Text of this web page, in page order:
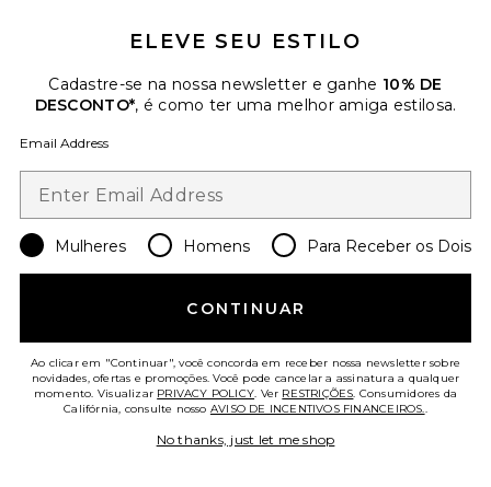
Favorite BOLSA DE OMBRO 26IN CRYSTAL
BOLSA DE OMBRO 26IN
CRYSTAL SIGNATURE SOFT
TABBY
ELEVE SEU ESTILO
Cadastre-se na nossa newsletter e ganhe 10% DE
DESCONTO*, é como ter uma melhor amiga estilosa.
Email Address
Mulheres Homens Para Receber os Dois
CONTINUAR
Ao clicar em "Continuar", você concorda em receber nossa newsletter sobre
novidades, ofertas e promoções. Você pode cancelar a assinatura a qualquer
momento. Visualizar PRIVACY POLICY. Ver RESTRIÇÕES. Consumidores da
Califórnia, consulte nosso AVISO DE INCENTIVOS FINANCEIROS..
No thanks, just let me shop